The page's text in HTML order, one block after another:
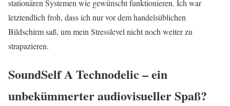
stationären Systemen wie gewünscht funktionieren. Ich war
letztendlich froh, dass ich nur vor dem handelsüblichen
Bildschirm saß, um mein Stresslevel nicht noch weiter zu
strapazieren.
SoundSelf A Technodelic – ein
unbekümmerter audiovisueller Spaß?